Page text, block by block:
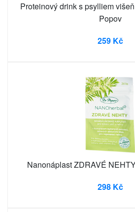
Proteinový drink s psylliem
Popov
259 Kč
Nanonáplast ZDRAVÉ
298 Kč